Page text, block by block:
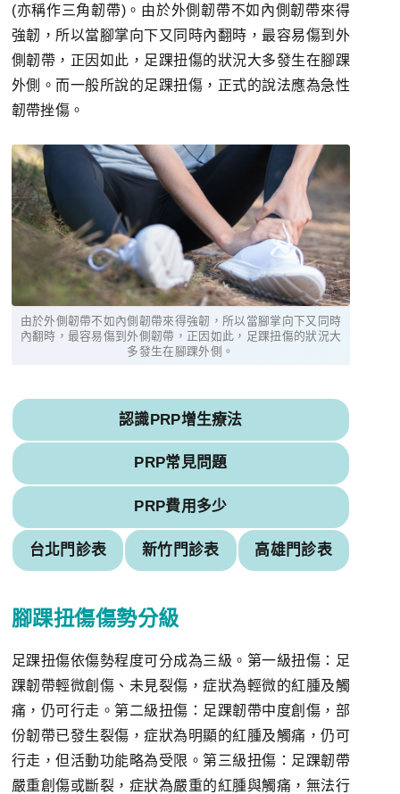
(亦稱作三角韌帶)。由於外側韌帶不如內側韌帶來得
強韌，所以當腳掌向下又同時內翻時，最容易傷到外
側韌帶，正因如此，足踝扭傷的狀況大多發生在腳踝
外側。而一般所說的足踝扭傷，正式的說法應為急性
韌帶挫傷。
由於外側韌帶不如內側韌帶來得強韌，所以當腳掌向下又同時
內翻時，最容易傷到外側韌帶，正因如此，足踝扭傷的狀況大
多發生在腳踝外側。
認識PRP增生療法
PRP常見問題
PRP費用多少
台北門診表 新竹門診表 高雄門診表
腳踝扭傷傷勢分級
足踝扭傷依傷勢程度可分成為三級。第一級扭傷：足
踝韌帶輕微創傷、未見裂傷，症狀為輕微的紅腫及觸
痛，仍可行走。第二級扭傷：足踝韌帶中度創傷，部
份韌帶已發生裂傷，症狀為明顯的紅腫及觸痛，仍可
行走，但活動功能略為受限。第三級扭傷：足踝韌帶
嚴重創傷或斷裂，症狀為嚴重的紅腫與觸痛，無法行